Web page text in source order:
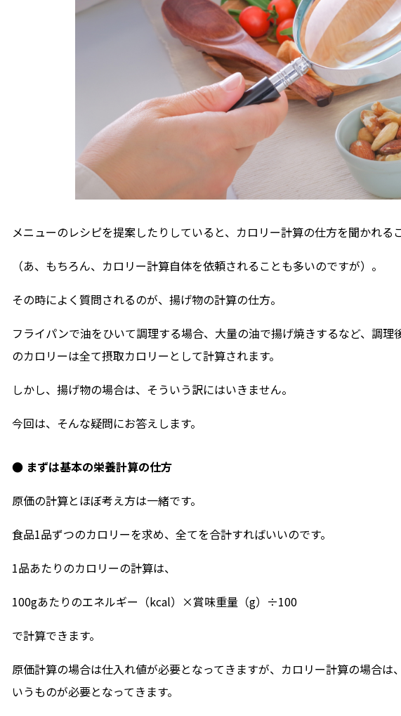
メニューのレシピを提案したりしていると、カロリー計算の仕方を聞かれる
（あ、もちろん、カロリー計算自体を依頼されることも多いのですが）。
その時によく質問されるのが、揚げ物の計算の仕方。
フライパンで油をひいて調理する場合、大量の油で揚げ焼きするなど、調
のカロリーは全て摂取カロリーとして計算されます。
しかし、揚げ物の場合は、そういう訳にはいきません。
今回は、そんな疑問にお答えします。
● まずは基本の栄養計算の仕方
原価の計算とほぼ考え方は一緒です。
食品1品ずつのカロリーを求め、全てを合計すればいいのです。
1品あたりのカロリーの計算は、
100gあたりのエネルギー（kcal）×賞味重量（g）÷100
で計算できます。
原価計算の場合は仕入れ値が必要となってきますが、カロリー計算の場合
いうものが必要となってきます。